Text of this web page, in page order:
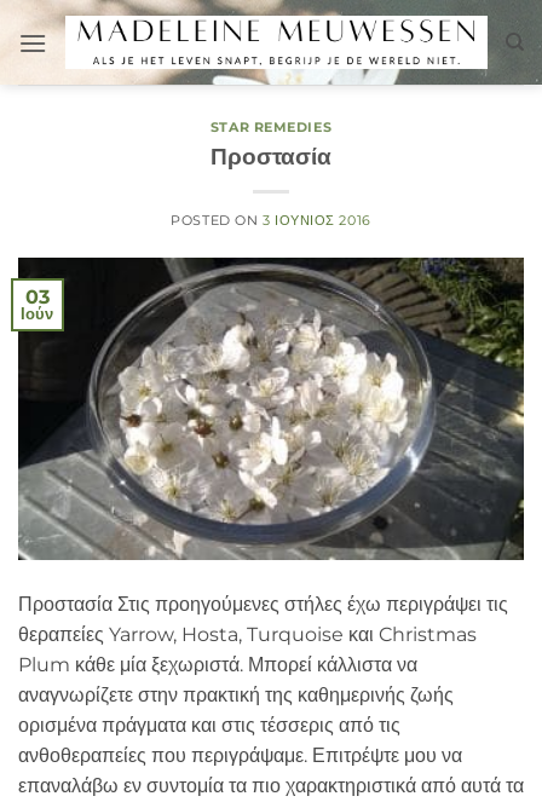
Μετάβαση
στο
περιεχόμενο
STAR REMEDIES
Προστασία
POSTED ON 3 ΙΟΎΝΙΟΣ 2016
03
Ιούν
Προστασία Στις προηγούμενες στήλες έχω περιγράψει τις
θεραπείες Yarrow, Hosta, Turquoise και Christmas
Plum κάθε μία ξεχωριστά. Μπορεί κάλλιστα να
αναγνωρίζετε στην πρακτική της καθημερινής ζωής
ορισμένα πράγματα και στις τέσσερις από τις
ανθοθεραπείες που περιγράψαμε. Επιτρέψτε μου να
επαναλάβω εν συντομία τα πιο χαρακτηριστικά από αυτά τα